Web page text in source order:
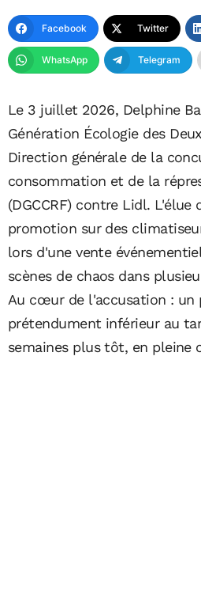
Facebook Twitter
WhatsApp Telegram
Le 3 juillet 2026, Delphine
Génération Écologie des
Direction générale de la
consommation et de la
(DGCCRF) contre Lidl. L'élue
promotion sur des
lors d'une vente
scènes de chaos dans
Au cœur de l'accusation : un
prétendument inférieur au
semaines plus tôt, en pleine